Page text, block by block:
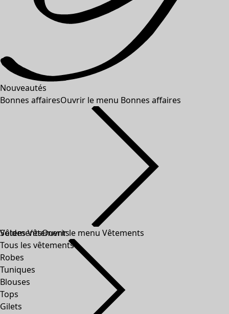
Nouveautés
Bonnes affairesOuvrir le menu Bonnes affaires
Soldes Vêtements
Tous les vêtements
Robes
Tuniques
Blouses
Tops
Gilets
VêtementsOuvrir le menu Vêtements